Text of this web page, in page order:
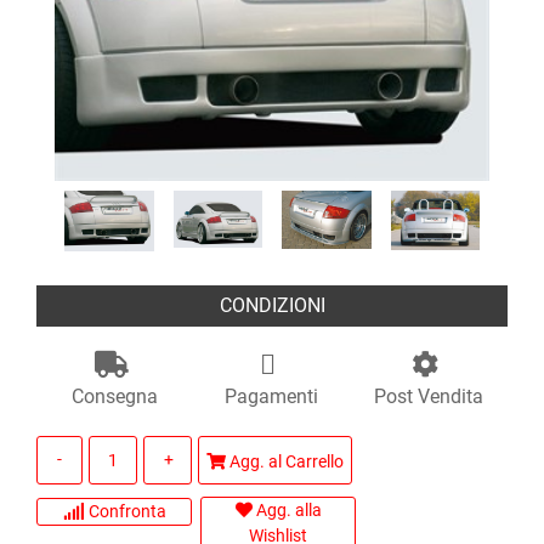
CONDIZIONI
Consegna Pagamenti Post Vendita
Agg. al Carrello
Confronta
Agg. alla
Wishlist